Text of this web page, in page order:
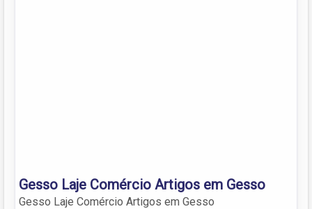
Gesso Laje Comércio Artigos em Gesso
Gesso Laje Comércio Artigos em Gesso